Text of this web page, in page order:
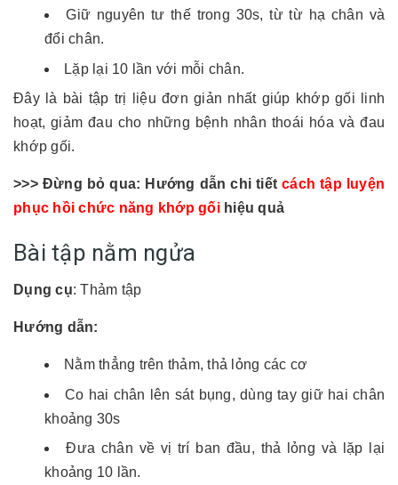
Giữ nguyên tư thế trong 30s, từ từ hạ chân và
đổi chân.
Lặp lại 10 lần với mỗi chân.
Đây là bài tập trị liệu đơn giản nhất giúp khớp gối linh
hoạt, giảm đau cho những bệnh nhân thoái hóa và đau
khớp gối.
>>> Đừng bỏ qua: Hướng dẫn chi tiết cách tập luyện
phục hồi chức năng khớp gốihiệu quả
Bài tập nằm ngửa
Dụng cụ: Thảm tập
Hướng dẫn:
Nằm thẳng trên thảm, thả lỏng các cơ
Co hai chân lên sát bụng, dùng tay giữ hai chân
khoảng 30s
Đưa chân về vị trí ban đầu, thả lỏng và lặp lại
khoảng 10 lần.